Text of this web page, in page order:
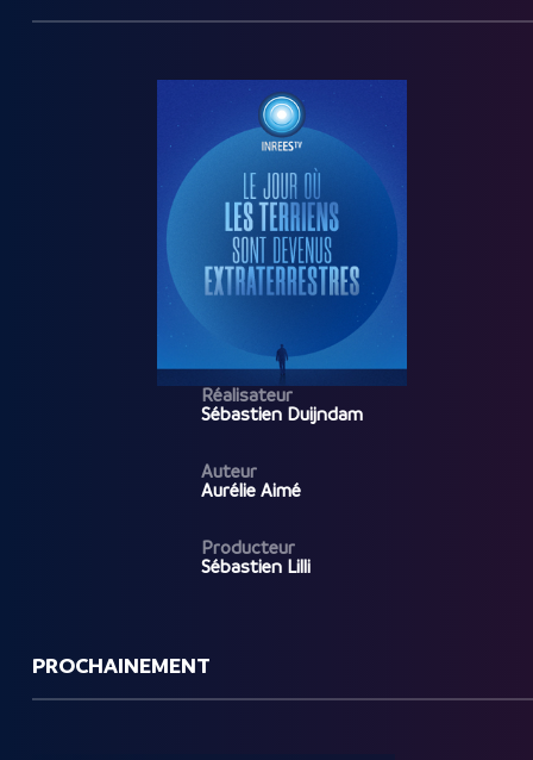
Réalisateur
Sébastien Duijndam
Auteur
Aurélie Aimé
Producteur
Sébastien Lilli
PROCHAINEMENT